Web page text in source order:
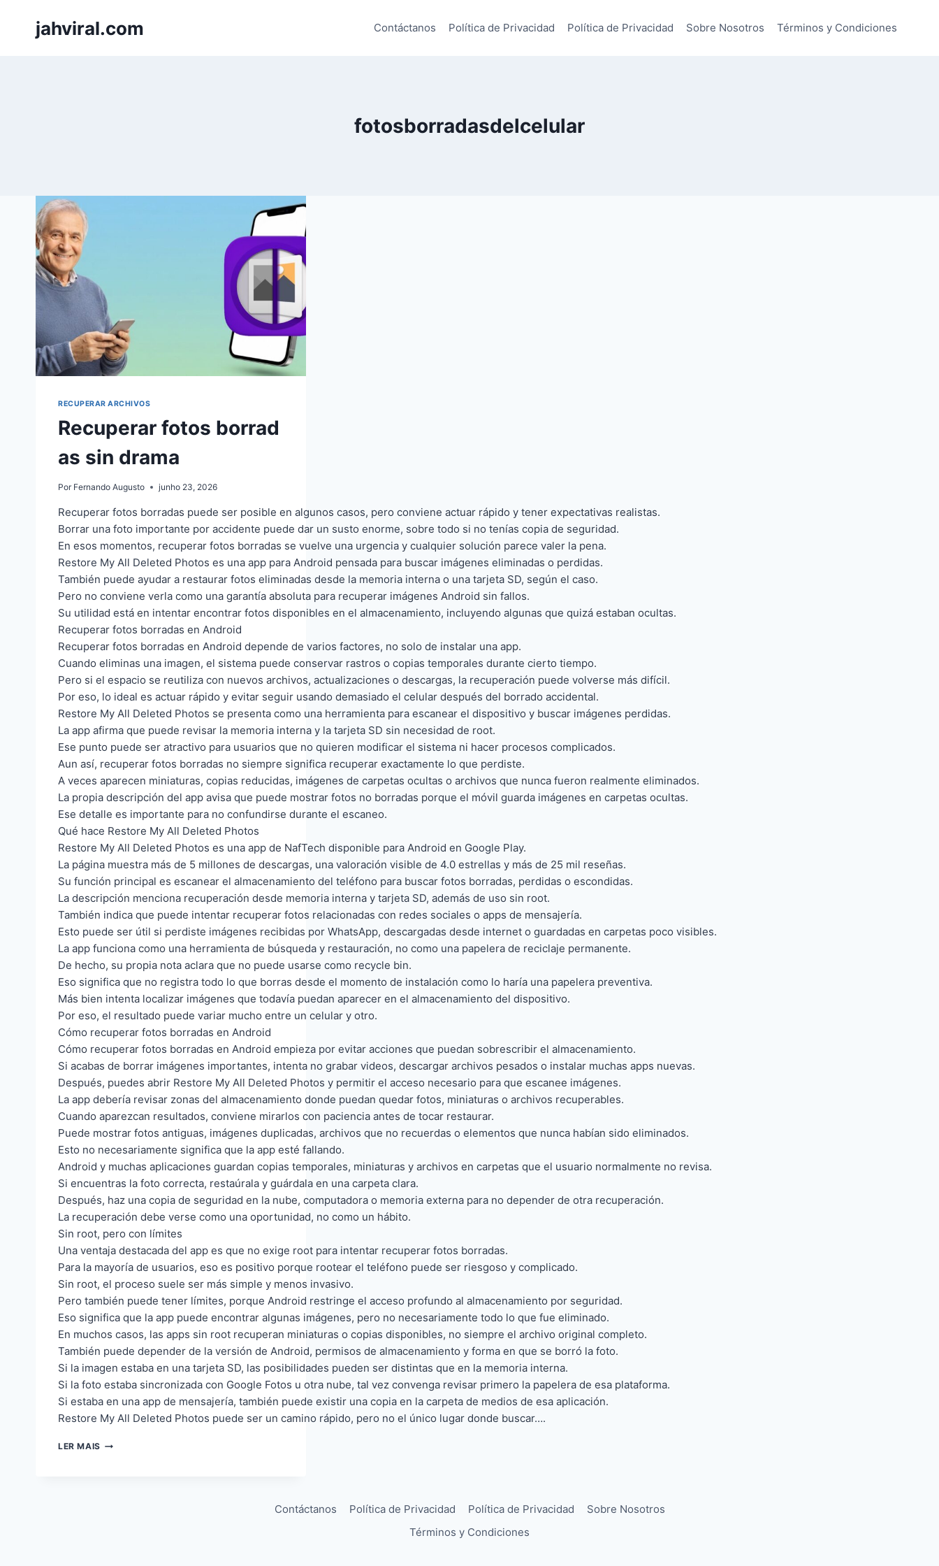
jahviral.com Contáctanos Política de Privacidad Política de Privacidad Sobre Nosotros Términos y Condiciones
fotosborradasdelcelular
RECUPERAR ARCHIVOS
Recuperar fotos borrad
as sin drama
Por Fernando Augusto junho 23, 2026
Recuperar fotos borradas puede ser posible en algunos casos, pero conviene actuar rápido y tener expectativas realistas.
Borrar una foto importante por accidente puede dar un susto enorme, sobre todo si no tenías copia de seguridad.
En esos momentos, recuperar fotos borradas se vuelve una urgencia y cualquier solución parece valer la pena.
Restore My All Deleted Photos es una app para Android pensada para buscar imágenes eliminadas o perdidas.
También puede ayudar a restaurar fotos eliminadas desde la memoria interna o una tarjeta SD, según el caso.
Pero no conviene verla como una garantía absoluta para recuperar imágenes Android sin fallos.
Su utilidad está en intentar encontrar fotos disponibles en el almacenamiento, incluyendo algunas que quizá estaban ocultas.
Recuperar fotos borradas en Android
Recuperar fotos borradas en Android depende de varios factores, no solo de instalar una app.
Cuando eliminas una imagen, el sistema puede conservar rastros o copias temporales durante cierto tiempo.
Pero si el espacio se reutiliza con nuevos archivos, actualizaciones o descargas, la recuperación puede volverse más difícil.
Por eso, lo ideal es actuar rápido y evitar seguir usando demasiado el celular después del borrado accidental.
Restore My All Deleted Photos se presenta como una herramienta para escanear el dispositivo y buscar imágenes perdidas.
La app afirma que puede revisar la memoria interna y la tarjeta SD sin necesidad de root.
Ese punto puede ser atractivo para usuarios que no quieren modificar el sistema ni hacer procesos complicados.
Aun así, recuperar fotos borradas no siempre significa recuperar exactamente lo que perdiste.
A veces aparecen miniaturas, copias reducidas, imágenes de carpetas ocultas o archivos que nunca fueron realmente eliminados.
La propia descripción del app avisa que puede mostrar fotos no borradas porque el móvil guarda imágenes en carpetas ocultas.
Ese detalle es importante para no confundirse durante el escaneo.
Qué hace Restore My All Deleted Photos
Restore My All Deleted Photos es una app de NafTech disponible para Android en Google Play.
La página muestra más de 5 millones de descargas, una valoración visible de 4.0 estrellas y más de 25 mil reseñas.
Su función principal es escanear el almacenamiento del teléfono para buscar fotos borradas, perdidas o escondidas.
La descripción menciona recuperación desde memoria interna y tarjeta SD, además de uso sin root.
También indica que puede intentar recuperar fotos relacionadas con redes sociales o apps de mensajería.
Esto puede ser útil si perdiste imágenes recibidas por WhatsApp, descargadas desde internet o guardadas en carpetas poco visibles.
La app funciona como una herramienta de búsqueda y restauración, no como una papelera de reciclaje permanente.
De hecho, su propia nota aclara que no puede usarse como recycle bin.
Eso significa que no registra todo lo que borras desde el momento de instalación como lo haría una papelera preventiva.
Más bien intenta localizar imágenes que todavía puedan aparecer en el almacenamiento del dispositivo.
Por eso, el resultado puede variar mucho entre un celular y otro.
Cómo recuperar fotos borradas en Android
Cómo recuperar fotos borradas en Android empieza por evitar acciones que puedan sobrescribir el almacenamiento.
Si acabas de borrar imágenes importantes, intenta no grabar videos, descargar archivos pesados o instalar muchas apps nuevas.
Después, puedes abrir Restore My All Deleted Photos y permitir el acceso necesario para que escanee imágenes.
La app debería revisar zonas del almacenamiento donde puedan quedar fotos, miniaturas o archivos recuperables.
Cuando aparezcan resultados, conviene mirarlos con paciencia antes de tocar restaurar.
Puede mostrar fotos antiguas, imágenes duplicadas, archivos que no recuerdas o elementos que nunca habían sido eliminados.
Esto no necesariamente significa que la app esté fallando.
Android y muchas aplicaciones guardan copias temporales, miniaturas y archivos en carpetas que el usuario normalmente no revisa.
Si encuentras la foto correcta, restaúrala y guárdala en una carpeta clara.
Después, haz una copia de seguridad en la nube, computadora o memoria externa para no depender de otra recuperación.
La recuperación debe verse como una oportunidad, no como un hábito.
Sin root, pero con límites
Una ventaja destacada del app es que no exige root para intentar recuperar fotos borradas.
Para la mayoría de usuarios, eso es positivo porque rootear el teléfono puede ser riesgoso y complicado.
Sin root, el proceso suele ser más simple y menos invasivo.
Pero también puede tener límites, porque Android restringe el acceso profundo al almacenamiento por seguridad.
Eso significa que la app puede encontrar algunas imágenes, pero no necesariamente todo lo que fue eliminado.
En muchos casos, las apps sin root recuperan miniaturas o copias disponibles, no siempre el archivo original completo.
También puede depender de la versión de Android, permisos de almacenamiento y forma en que se borró la foto.
Si la imagen estaba en una tarjeta SD, las posibilidades pueden ser distintas que en la memoria interna.
Si la foto estaba sincronizada con Google Fotos u otra nube, tal vez convenga revisar primero la papelera de esa plataforma.
Si estaba en una app de mensajería, también puede existir una copia en la carpeta de medios de esa aplicación.
Restore My All Deleted Photos puede ser un camino rápido, pero no el único lugar donde buscar….
LER MAISRECUPERAR FOTOS BORRADAS SIN DRAMA
Contáctanos Política de Privacidad Política de Privacidad
Sobre Nosotros
Términos y Condiciones